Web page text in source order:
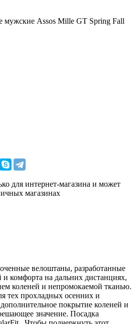
мужские Assos Mille GT Spring Fall
для интернет-магазина и может
магазинах
велоштаны, разработанные
комфорта на дальних дистанциях,
коленей и непромокаемой тканью.
тех прохладных осенних и
покрытие коленей и
значение. Посадка